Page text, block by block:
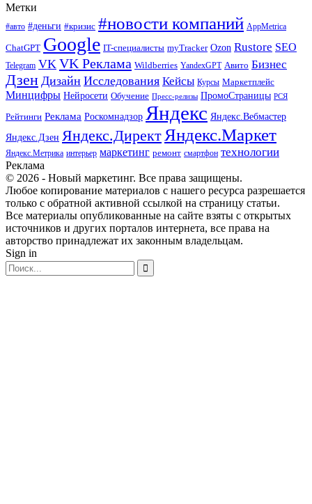
Метки
#авто #деньги #кризис #новости компаний AppMetrica
ChatGPT Google IT-специалисты myTracker Ozon Rustore SEO
Telegram VK VK Реклама Wildberries YandexGPT Авито Бизнес
Дзен Дизайн Исследования Кейсы Курсы Маркетплейс
Минцифры Нейросети Обучение Пресс-релизы ПромоСтраницы РСЯ
Рейтинги Реклама Роскомнадзор Яндекс Яндекс.Вебмастер
Яндекс.Дзен Яндекс.ДиректЯндекс.Маркет
Яндекс.Метрика интерьер маркетинг ремонт смартфон технологии
Реклама
© 2026 - Новый маркетинг. Все права защищены.
Любое копирование материалов с нашего ресурса разрешается
только с обратной активной ссылкой на страницу статьи.
Все материалы опубликованные на сайте взяты с открытых
источников и других порталов интернета, все права на
авторство принадлежат их законным владельцам.
Sign in